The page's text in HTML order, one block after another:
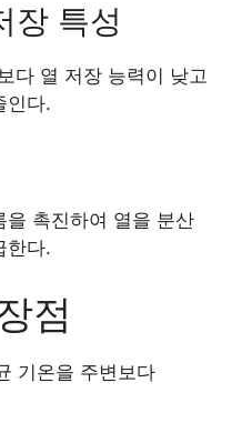
장 특성
다 열 저장 능력이 낮고
인다.
을 촉진하여 열을 분산
한다.
점
기온을 주변보다